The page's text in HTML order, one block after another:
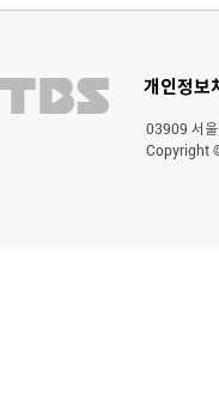
개인정보
03909 서
Copyright